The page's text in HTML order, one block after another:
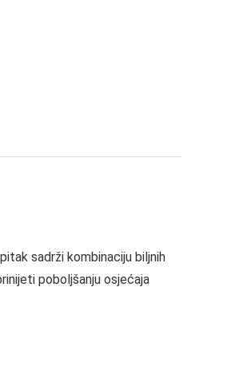
sadrži kombinaciju biljnih
poboljšanju osjećaja